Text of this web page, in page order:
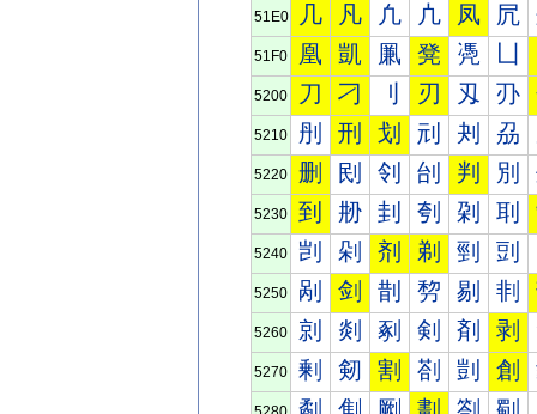
51E0 几 凡 凢 凣 凤 凥
51F0 凰 凱 凲 凳 凴
5200 刀 刁 刂 刃 刄 刅
5210 刐 刑 划 刓 刔 刕
5220 删 刡 刢 刣 判 別
5230 到 刱 刲 刳 刴 刵
5240 剀 剁 剂 剃 剄 剅
5250 剐 剑 剒 剓 剔 剕
5260 剠 剡 剢 剣 剤 剥
5270 剰 剱 割 剳 剴 創